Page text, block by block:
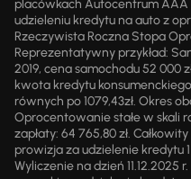
placówkach Autocentrum AAA
udzieleniu kredytu na auto z
Rzeczywista Roczna Stopa
Reprezentatywny przykład:
2019, cena samochodu 52 000
kwota kredytu
równych po 1079,43zł. Okres
Oprocentowanie stałe w skali
zapłaty: 64 765,80 zł.
prowizja za udzielenie kredytu 1
Wyliczenie na dzień